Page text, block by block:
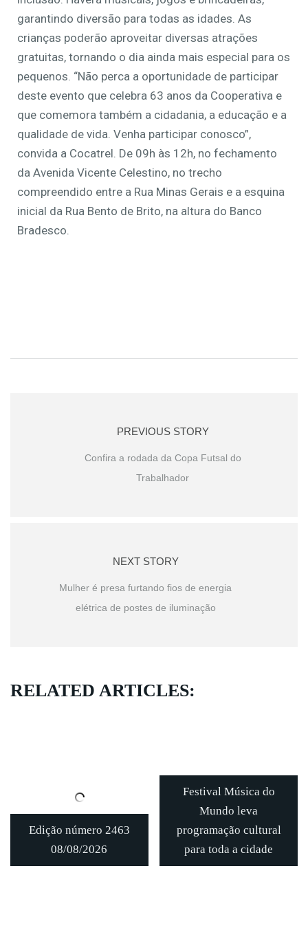
garantindo diversão para todas as idades. As
crianças poderão aproveitar diversas atrações
gratuitas, tornando o dia ainda mais especial para os
pequenos. “Não perca a oportunidade de participar
deste evento que celebra 63 anos da Cooperativa e
que comemora também a cidadania, a educação e a
qualidade de vida. Venha participar conosco”,
convida a Cocatrel. De 09h às 12h, no fechamento
da Avenida Vicente Celestino, no trecho
compreendido entre a Rua Minas Gerais e a esquina
inicial da Rua Bento de Brito, na altura do Banco
Bradesco.
PREVIOUS STORY
Confira a rodada da Copa Futsal do
Trabalhador
NEXT STORY
Mulher é presa furtando fios de energia
elétrica de postes de iluminação
RELATED ARTICLES:
Edição número 2463
08/08/2026
Festival Música do
Mundo leva
programação cultural
para toda a cidade